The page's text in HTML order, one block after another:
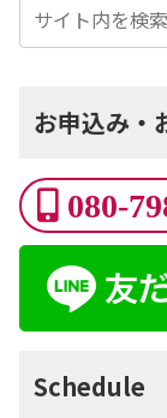
お申込み・
080-
Schedule